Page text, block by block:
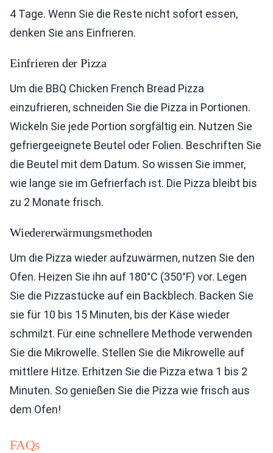
4 Tage. Wenn Sie die Reste nicht sofort essen,
denken Sie ans Einfrieren.
Einfrieren der Pizza
Um die BBQ Chicken French Bread Pizza
einzufrieren, schneiden Sie die Pizza in Portionen.
Wickeln Sie jede Portion sorgfältig ein. Nutzen Sie
gefriergeeignete Beutel oder Folien. Beschriften Sie
die Beutel mit dem Datum. So wissen Sie immer,
wie lange sie im Gefrierfach ist. Die Pizza bleibt bis
zu 2 Monate frisch.
Wiedererwärmungsmethoden
Um die Pizza wieder aufzuwärmen, nutzen Sie den
Ofen. Heizen Sie ihn auf 180°C (350°F) vor. Legen
Sie die Pizzastücke auf ein Backblech. Backen Sie
sie für 10 bis 15 Minuten, bis der Käse wieder
schmilzt. Für eine schnellere Methode verwenden
Sie die Mikrowelle. Stellen Sie die Mikrowelle auf
mittlere Hitze. Erhitzen Sie die Pizza etwa 1 bis 2
Minuten. So genießen Sie die Pizza wie frisch aus
dem Ofen!
FAQs